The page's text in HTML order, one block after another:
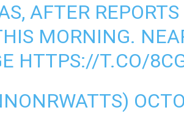
AFTER
MORNING.
HTTPS://T.CO/